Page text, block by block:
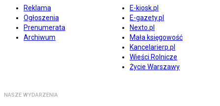
Reklama
Ogłoszenia
Prenumerata
Archiwum
E-kiosk.pl
E-gazety.pl
Nexto.pl
Mała księgowość
Kancelarierp.pl
Wieści Rolnicze
Życie Warszawy
NASZE WYDARZENIA